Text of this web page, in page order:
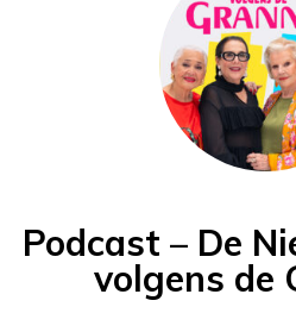
Podcast – De
volgens de